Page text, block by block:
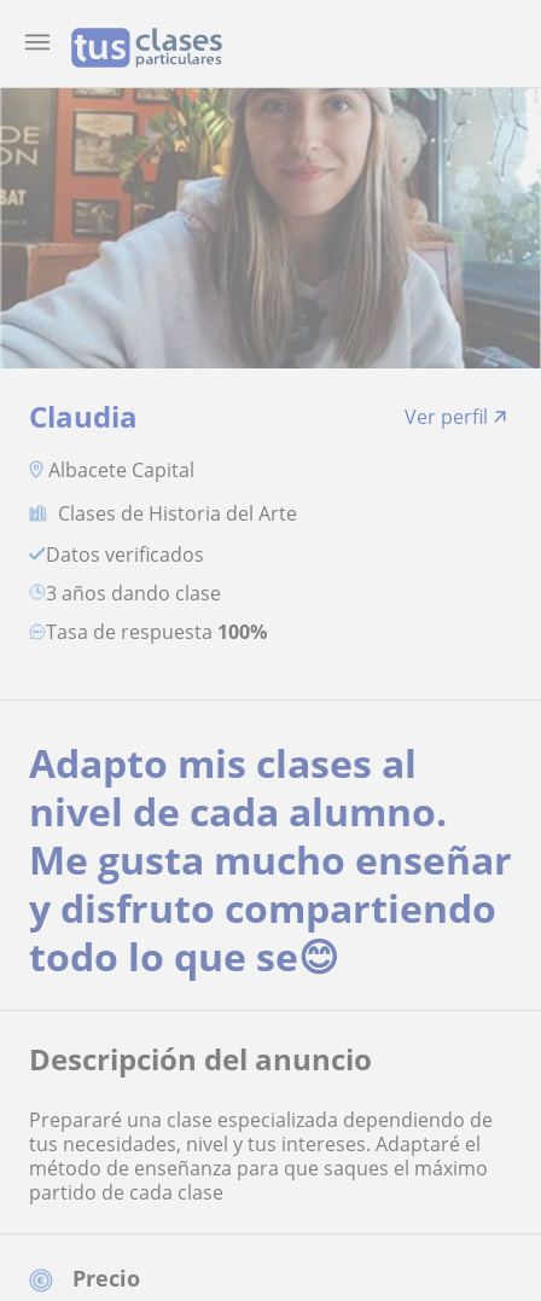
Claudia
Ver perfil
Albacete Capital
Clases de Historia del Arte
Datos verificados
3 años dando clase
Tasa de respuesta 100%
Precio
Adapto mis clases al
nivel de cada alumno.
Me gusta mucho enseñar
y disfruto compartiendo
todo lo que se😊
Descripción del anuncio
Prepararé una clase especializada dependiendo de
tus necesidades, nivel y tus intereses. Adaptaré el
método de enseñanza para que saques el máximo
partido de cada clase